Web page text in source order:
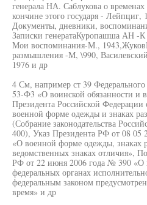
генерала НА. Саблукова о
кончине этого государя -
Документы, дневники,
Записки генератаКуропашша АН -
Мои воспоминания-М.,
размышления -М, \990,
1976 и др
4 См, например ст 39
53-Ф3 «О воинской обязанности и
Президента Российской
военной форме одежды и знаках
(Собрание законодательства
400), Указ Президента РФ от 08 05
«О военной форме одежды, знаках
ведомственных знаках отличия»,
РФ от 22 июня 2006 года № 390 «О
федеральных органах
федеральным законом
время» и др